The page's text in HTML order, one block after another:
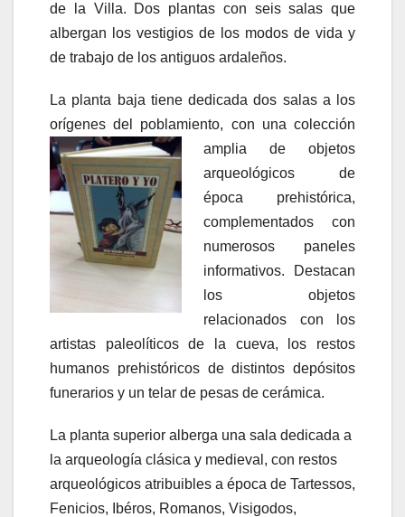
de la Villa. Dos plantas con seis salas que
albergan los vestigios de los modos de vida y
de trabajo de los antiguos ardaleños.
La planta baja tiene dedicada dos salas a los
orígenes del poblamiento, con una colección
amplia de objetos
arqueológicos de
época prehistórica,
complementados con
numerosos paneles
informativos. Destacan
los objetos
relacionados con los
artistas paleolíticos de la cueva, los restos
humanos prehistóricos de distintos depósitos
funerarios y un telar de pesas de cerámica.
La planta superior alberga una sala dedicada a
la arqueología clásica y medieval, con restos
arqueológicos atribuibles a época de Tartessos,
Fenicios, Ibéros, Romanos, Visigodos,